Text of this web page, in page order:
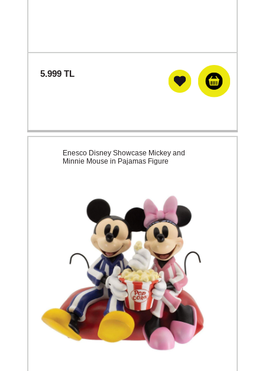
5.999 TL
Enesco Disney Showcase Mickey and
Minnie Mouse in Pajamas Figure